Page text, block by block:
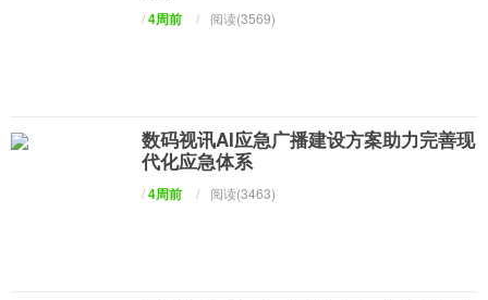
/4周前 / 阅读(3569)
数码视讯AI应急广播建设方案助力完善现
代化应急体系
/4周前 / 阅读(3463)